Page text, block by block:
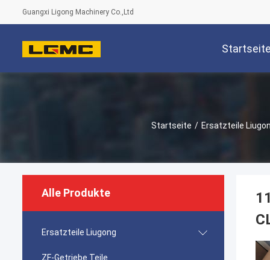
Guangxi Ligong Machinery Co.,Ltd
Startseite
Startseite / Ersatzteile
Alle Produkte
Ersatzteile Liugong
ZF-Getriebe Teile